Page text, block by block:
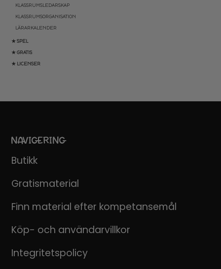
KLASSRUMSLEDARSKAP
KLASSRUMSORGANISATION
LÄRARKALENDER
★ SPEL
★ GRATIS
★ LICENSER
NAVIGERING
Butikk
Gratismaterial
Finn material efter kompetansemål
Köp- och användarvillkor
Integritetspolicy